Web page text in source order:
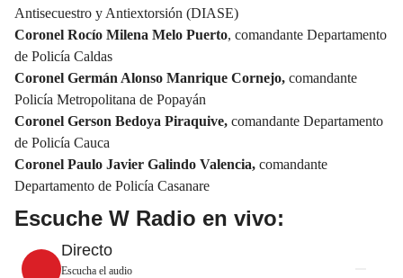
Antisecuestro y Antiextorsión (DIASE)
Coronel Rocío Milena Melo Puerto, comandante Departamento
de Policía Caldas
Coronel Germán Alonso Manrique Cornejo, comandante
Policía Metropolitana de Popayán
Coronel Gerson Bedoya Piraquive, comandante Departamento
de Policía Cauca
Coronel Paulo Javier Galindo Valencia, comandante
Departamento de Policía Casanare
Escuche W Radio en vivo:
Directo
Escucha el audio